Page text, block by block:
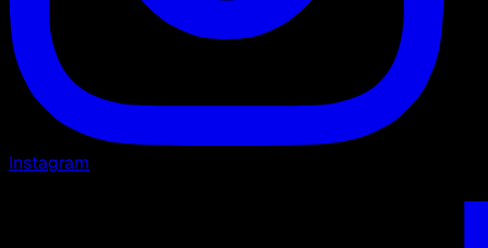
Instagram